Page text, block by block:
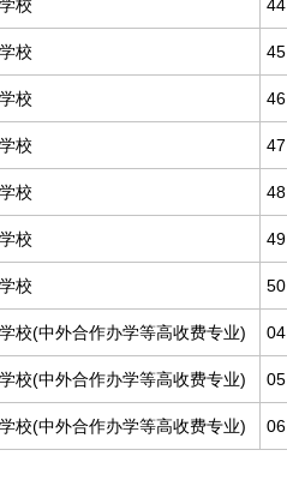
校 44
校 45
校 46
校 47
校 48
校 49
校 50
校(中外合作办学等高收费专业) 04
校(中外合作办学等高收费专业) 05
校(中外合作办学等高收费专业) 06